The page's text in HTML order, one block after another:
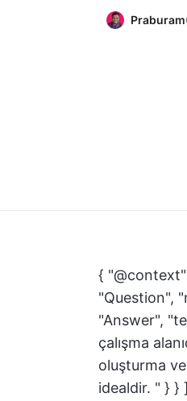
Praburam
{
"Question",
"Answer",
çalışma
oluşturma
idealdir. " } }